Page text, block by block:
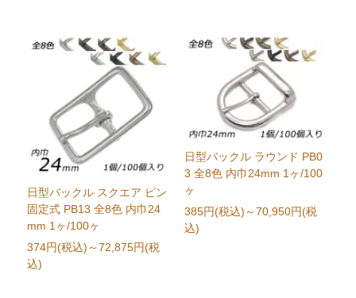
日型バックル スクエア ピン
固定式 PB13 全8色 内巾24
mm 1ヶ/100ヶ
374円(税込) ～72,875円(税
込)
日型バックル ラウンド PB0
3 全8色 内巾24mm 1ヶ/100
ヶ
385円(税込) ～70,950円(税
込)